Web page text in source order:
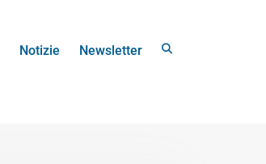
Notizie Newsletter